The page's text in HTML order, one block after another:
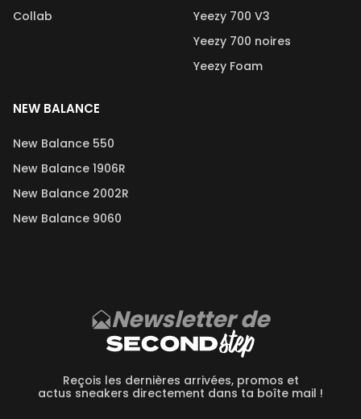
Collab
Yeezy 700 V3
Yeezy 700 noires
Yeezy Foam
NEW BALANCE
New Balance 550
New Balance 1906R
New Balance 2002R
New Balance 9060
Newsletter de
Reçois les dernières arrivées, promos et
actus sneakers directement dans ta boîte mail !